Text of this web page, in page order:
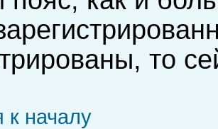
то
к началу